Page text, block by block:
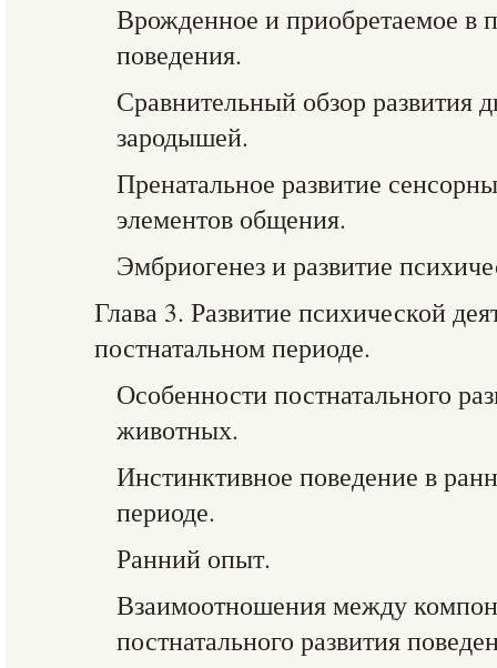
Врожденное и приобретаемое в
поведения.
Сравнительный обзор развития
зародышей.
Пренатальное развитие
элементов общения.
Эмбриогенез и развитие
Глава 3. Развитие психической
постнатальном периоде.
Особенности постнатального
животных.
Инстинктивное поведение в
периоде.
Ранний опыт.
Взаимоотношения между
постнатального развития